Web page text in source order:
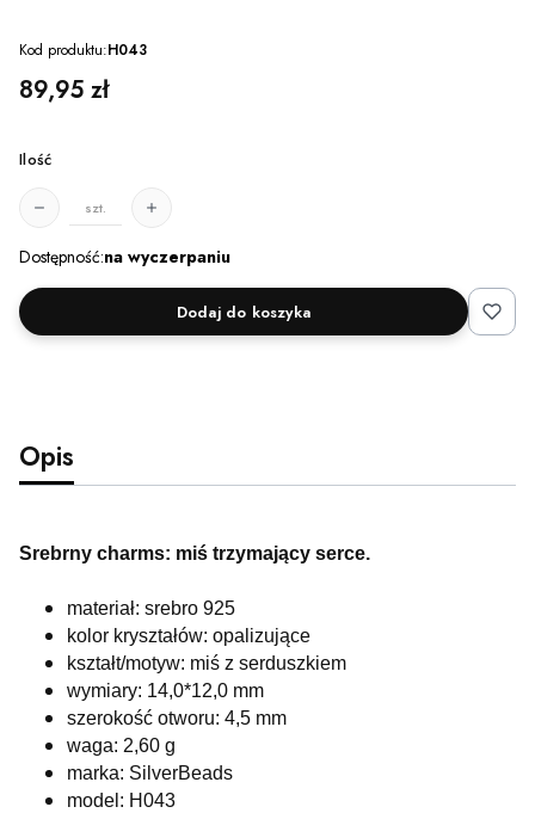
Kod produktu:H043
Cena
89,95 zł
Ilość
szt.
Dostępność:na wyczerpaniu
Dodaj do koszyka
Opis
Srebrny charms: miś trzymający serce.
materiał: srebro 925
kolor kryształów: opalizujące
kształt/motyw: miś z serduszkiem
wymiary: 14,0*12,0 mm
szerokość otworu: 4,5 mm
waga: 2,60 g
marka: SilverBeads
model: H043